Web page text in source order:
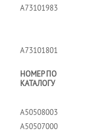
А73101983
A73101801
НОМЕР ПО
КАТАЛОГУ
A50508003
A50507000